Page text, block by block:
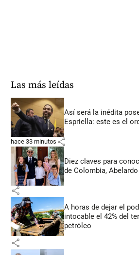
Las más leídas
Así será la inédita
Espriella: este es el
hace 33 minutos share
Diez claves para
de Colombia,
share
A horas de dejar el
intocable el 42% del
petróleo
share